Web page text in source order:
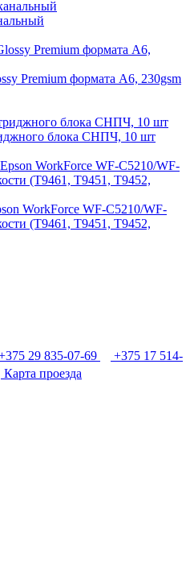
Premium формата А6, 230gsm
блока СНПЧ, 10 шт
WorkForce WF-C5210/WF-
(T9461, T9451, T9452,
29 835-07-69
+375 17 514-
Карта проезда